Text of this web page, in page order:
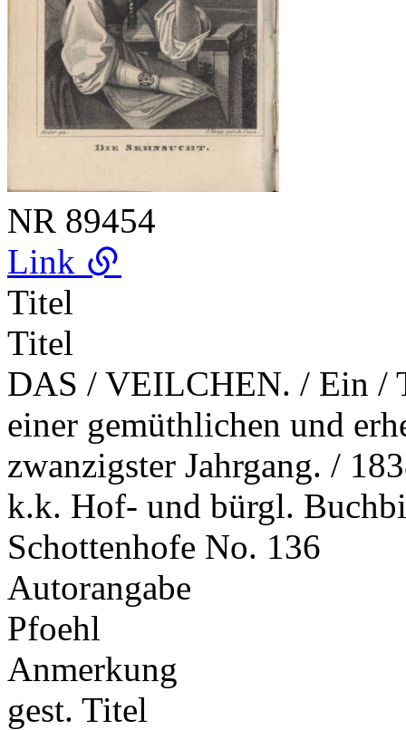
NR 89454
Link
Titel
Titel
DAS / VEILCHEN. / Ein /
einer gemüthlichen und
zwanzigster Jahrgang. /
k.k. Hof- und bürgl.
Schottenhofe No. 136
Autorangabe
Pfoehl
Anmerkung
gest. Titel